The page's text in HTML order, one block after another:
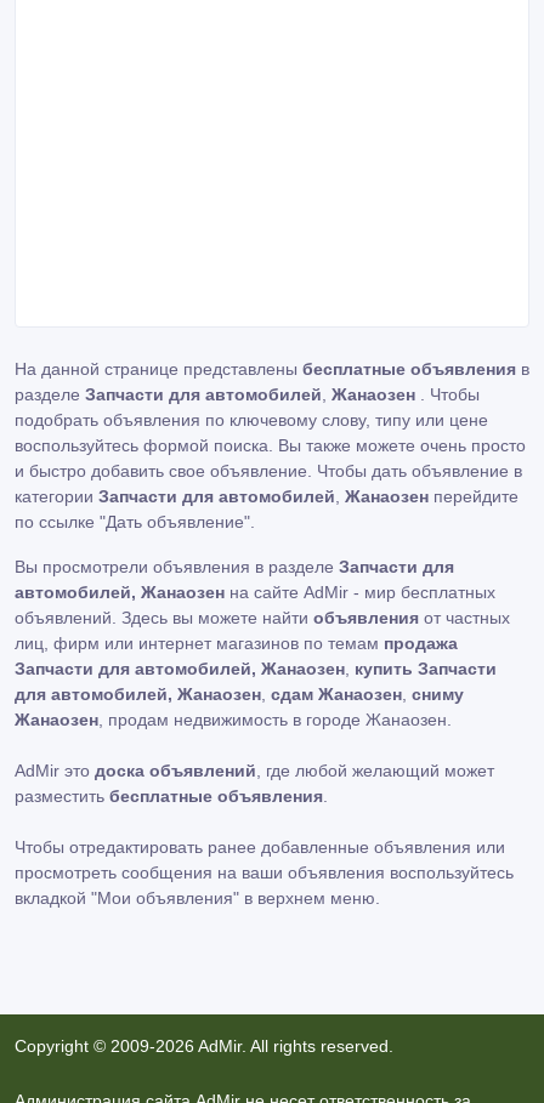
На данной странице представлены бесплатные объявления в
разделе Запчасти для автомобилей Жанаозен . Чтобы
подобрать объявления по ключевому слову, типу или цене
воспользуйтесь формой поиска. Вы также можете очень просто
и быстро добавить свое объявление. Чтобы дать объявление в
категории Запчасти для автомобилей Жанаозен перейдите
по ссылке "Дать объявление"
Вы просмотрели объявления в разделе Запчасти для
автомобилей, Жанаозен на сайте AdMir - мир бесплатных
объявлений. Здесь вы можете найти объявления от частных
лиц, фирм или интернет магазинов по темам продажа
Запчасти для автомобилей, Жанаозен купить Запчасти
для автомобилей, Жанаозен сдам Жанаозен сниму
Жанаозен , продам недвижимость в городе Жанаозен.
AdMir это доска объявлений , где любой желающий может
разместить бесплатные объявления
Чтобы отредактировать ранее добавленные объявления или
просмотреть сообщения на ваши объявления воспользуйтесь
вкладкой "Мои объявления" в верхнем меню.
Copyright © 2009-2026 AdMir. All rights reserved.